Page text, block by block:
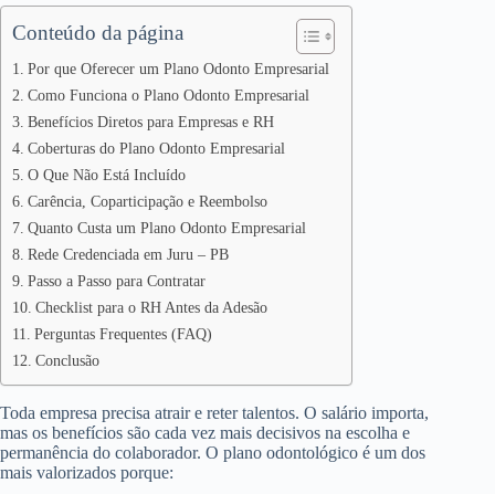
Conteúdo da página
Por que Oferecer um Plano Odonto Empresarial
Como Funciona o Plano Odonto Empresarial
Benefícios Diretos para Empresas e RH
Coberturas do Plano Odonto Empresarial
O Que Não Está Incluído
Carência, Coparticipação e Reembolso
Quanto Custa um Plano Odonto Empresarial
Rede Credenciada em Juru – PB
Passo a Passo para Contratar
Checklist para o RH Antes da Adesão
Perguntas Frequentes (FAQ)
Conclusão
Toda empresa precisa atrair e reter talentos. O salário importa,
mas os benefícios são cada vez mais decisivos na escolha e
permanência do colaborador. O plano odontológico é um dos
mais valorizados porque: